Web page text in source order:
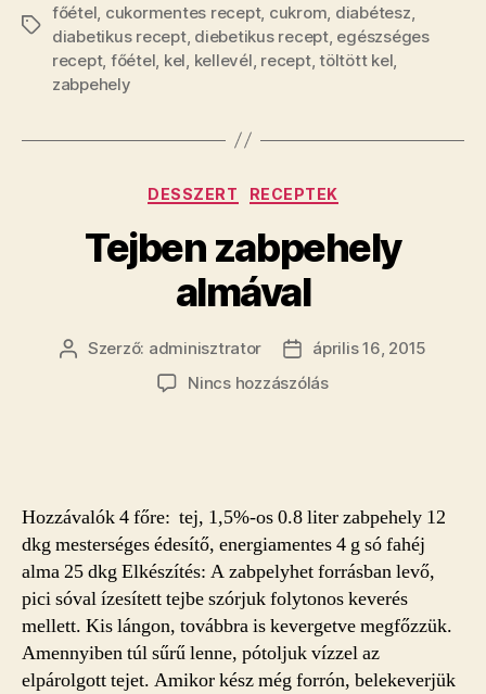
Címkék
főétel cukormentes recept, cukrom diabétesz
diabetikus recept, diebetikus recept, egészséges
recept, főétel kel kellevél recept,töltött kel
zabpehely
Kategóriák
DESSZERT RECEPTEK
Tejben zabpehely
almával
Bejegyzés
Szerző: adminisztrator
Bejegyzés
dátuma
április 16, 2015
Nincs hozzászólása(z)
Hozzávalók 4 főre: tej, 1,5%-os 0.8 liter zabpehely 12
dkg mesterséges édesítő, energiamentes 4 g só fahéj
alma 25 dkg Elkészítés: A zabpelyhet forrásban levő,
pici sóval ízesített tejbe szórjuk folytonos keverés
mellett. Kis lángon, továbbra is kevergetve megfőzzük.
Amennyiben túl sűrű lenne, pótoljuk vízzel az
elpárolgott tejet. Amikor kész még forrón, belekeverjük